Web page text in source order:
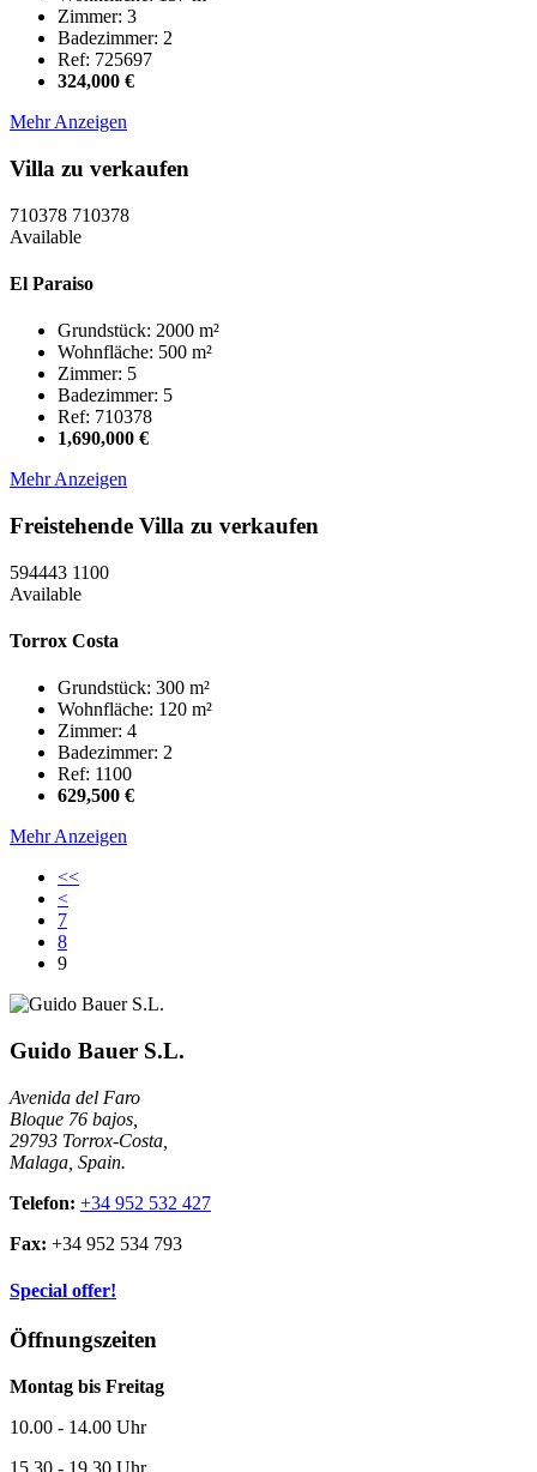
Zimmer: 3
Badezimmer: 2
Ref: 725697
324,000 €
Mehr Anzeigen
Villa zu verkaufen
710378 710378
Available
El Paraiso
Grundstück: 2000 m²
Wohnfläche: 500 m²
Zimmer: 5
Badezimmer: 5
Ref: 710378
1,690,000 €
Mehr Anzeigen
Freistehende Villa zu verkaufen
594443 1100
Available
Torrox Costa
Grundstück: 300 m²
Wohnfläche: 120 m²
Zimmer: 4
Badezimmer: 2
Ref: 1100
629,500 €
Mehr Anzeigen
<<
<
7
8
9
Guido Bauer S.L.
Avenida del Faro
Bloque 76 bajos,
29793 Torrox-Costa,
Malaga, Spain.
Telefon: +34 952 532 427
Fax: +34 952 534 793
Special offer!
Öffnungszeiten
Montag bis Freitag
10.00 - 14.00 Uhr
15.30 - 19.30 Uhr